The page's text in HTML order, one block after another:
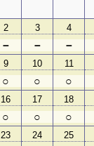
2
－
3
－
4
－
9
○
10
○
11
○
16
○
17
○
18
○
23 24 25